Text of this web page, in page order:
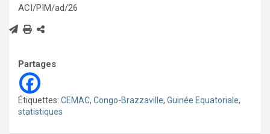
ACI/PIM/ad/26
Partages
Étiquettes: CEMAC, Congo-Brazzaville, Guinée Equatoriale,
statistiques